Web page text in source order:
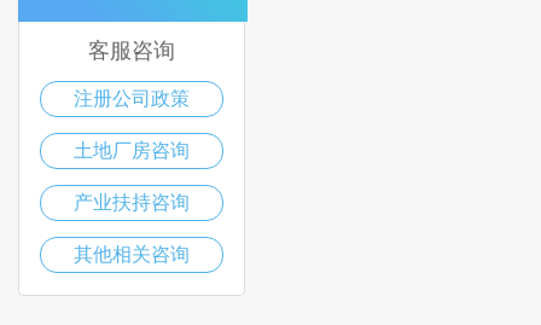
客服咨询
注册公司政策
土地厂房咨询
产业扶持咨询
其他相关咨询